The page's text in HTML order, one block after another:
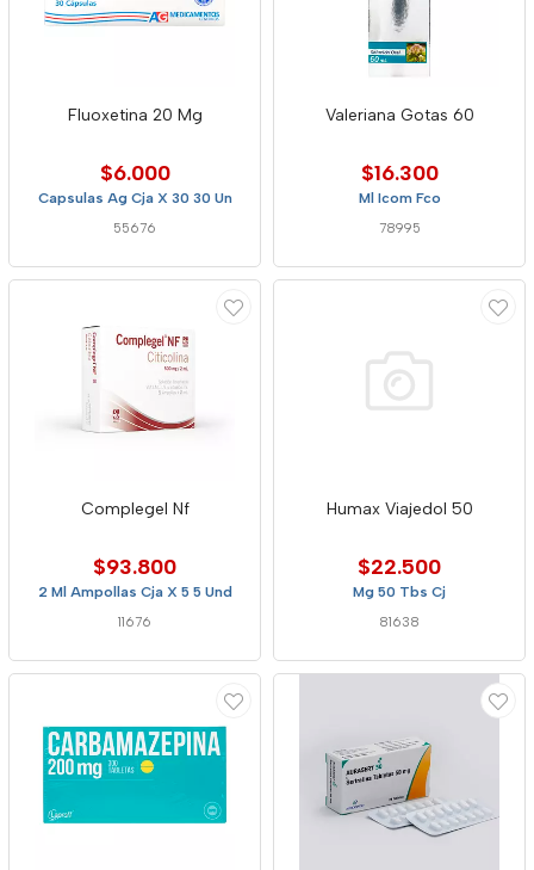
Fluoxetina 20 Mg
$6.000
Capsulas Ag Cja X 30 30 Un
55676
Valeriana Gotas 60
$16.300
Ml Icom Fco
78995
Complegel Nf
$93.800
2 Ml Ampollas Cja X 5 5 Und
11676
Humax Viajedol 50
$22.500
Mg 50 Tbs Cj
81638